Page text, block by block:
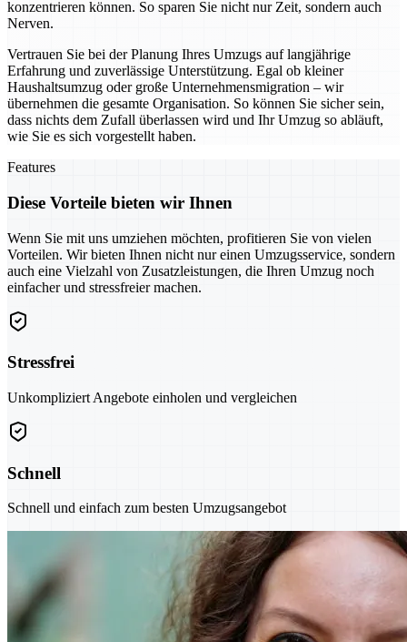
konzentrieren können. So sparen Sie nicht nur Zeit, sondern auch
Nerven.
Vertrauen Sie bei der Planung Ihres Umzugs auf langjährige
Erfahrung und zuverlässige Unterstützung. Egal ob kleiner
Haushaltsumzug oder große Unternehmensmigration – wir
übernehmen die gesamte Organisation. So können Sie sicher sein,
dass nichts dem Zufall überlassen wird und Ihr Umzug so abläuft,
wie Sie es sich vorgestellt haben.
Features
Diese Vorteile bieten wir Ihnen
Wenn Sie mit uns umziehen möchten, profitieren Sie von vielen
Vorteilen. Wir bieten Ihnen nicht nur einen Umzugsservice, sondern
auch eine Vielzahl von Zusatzleistungen, die Ihren Umzug noch
einfacher und stressfreier machen.
Stressfrei
Unkompliziert Angebote einholen und vergleichen
Schnell
Schnell und einfach zum besten Umzugsangebot